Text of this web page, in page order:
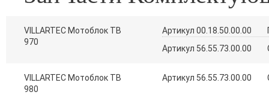
VILLARTEC Мотоблок TB
970
Артикул 00.18.50.00.00
Артикул 56.55.73.00.00
VILLARTEC Мотоблок TB
980
Артикул 56.55.73.00.00